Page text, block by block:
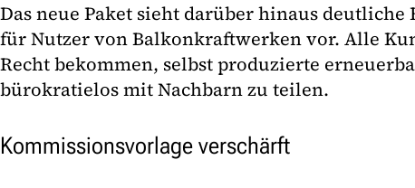
Das neue Paket sieht darüber hinaus
für Nutzer von Balkonkraftwerken vor. Alle
Recht bekommen, selbst produzierte
bürokratielos mit Nachbarn zu teilen.
Kommissionsvorlage verschärft